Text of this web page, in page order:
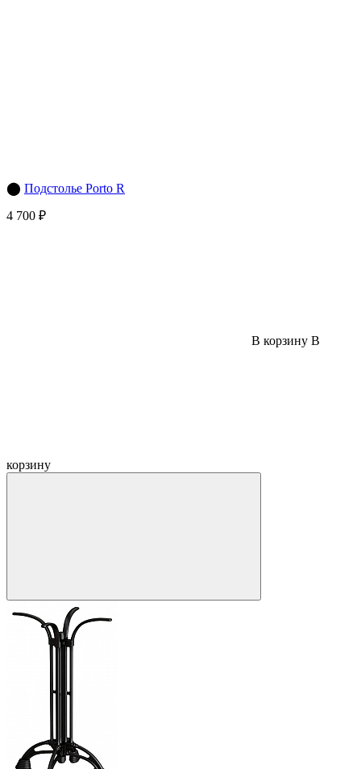
⬤ Подстолье Porto R
4 700 ₽
В корзину В
корзину